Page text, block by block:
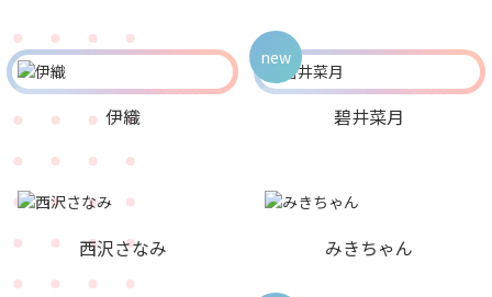
伊織 碧井菜月
new
西沢さなみ みきちゃん